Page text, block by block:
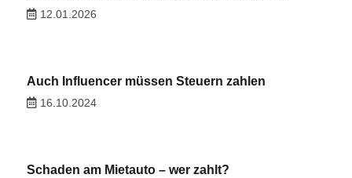
12.01.2026
Auch Influencer müssen Steuern zahlen
16.10.2024
Schaden am Mietauto – wer zahlt?